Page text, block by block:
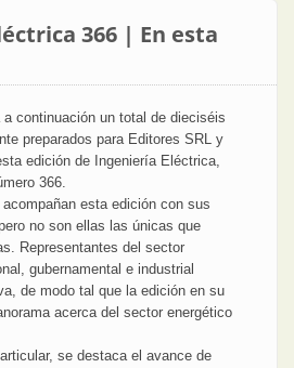
366 | En esta
continuación un total de dieciséis
preparados para Editores SRL y
edición de Ingeniería Eléctrica,
366.
esta edición con sus
no son ellas las únicas que
Representantes del sector
gubernamental e industrial
de modo tal que la edición en su
acerca del sector energético
se destaca el avance de